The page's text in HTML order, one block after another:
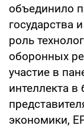
объединило
государства
роль
оборонных
участие в
интеллекта в
экономики,